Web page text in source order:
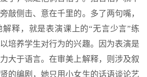
敲侧击、意在千里的。多了两句嘴，
释，就是表演课上的“无言少言”练
培养学生对行为的兴趣。因为表演是
大于语言。在审美上解释，则涉及叙
的编剧，她只用小女生的话语谈论艺